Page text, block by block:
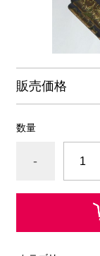
販売価格
数量
-